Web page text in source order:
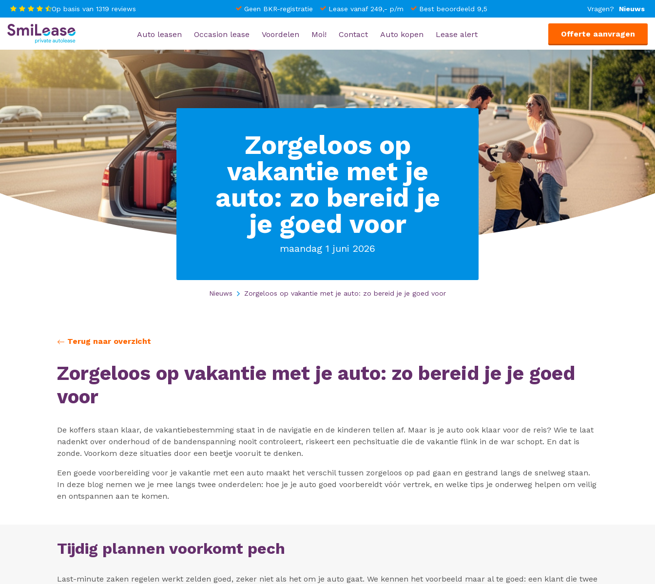
Op basis van 1319 reviews Geen BKR-registratie Lease vanaf 249,- p/m Best beoordeeld 9,5 Vragen? Nieuws
Auto leasen Occasion lease Voordelen Moi! Contact Auto kopen Lease alert Offerte aanvragen
Zorgeloos op
vakantie met je
auto: zo bereid je
je goed voor
maandag 1 juni 2026
Nieuws Zorgeloos op vakantie met je auto: zo bereid je je goed voor
Terug naar overzicht
Zorgeloos op vakantie met je auto: zo bereid je je goed
voor
De koffers staan klaar, de vakantiebestemming staat in de navigatie en de kinderen tellen af. Maar is je auto ook klaar voor de reis? Wie te laat
nadenkt over onderhoud of de bandenspanning nooit controleert, riskeert een pechsituatie die de vakantie flink in de war schopt. En dat is
zonde. Voorkom deze situaties door een beetje vooruit te denken.
Een goede voorbereiding voor je vakantie met een auto maakt het verschil tussen zorgeloos op pad gaan en gestrand langs de snelweg staan.
In deze blog nemen we je mee langs twee onderdelen: hoe je je auto goed voorbereidt vóór vertrek, en welke tips je onderweg helpen om veilig
en ontspannen aan te komen.
Tijdig plannen voorkomt pech
Last-minute zaken regelen werkt zelden goed, zeker niet als het om je auto gaat. We kennen het voorbeeld maar al te goed: een klant die twee